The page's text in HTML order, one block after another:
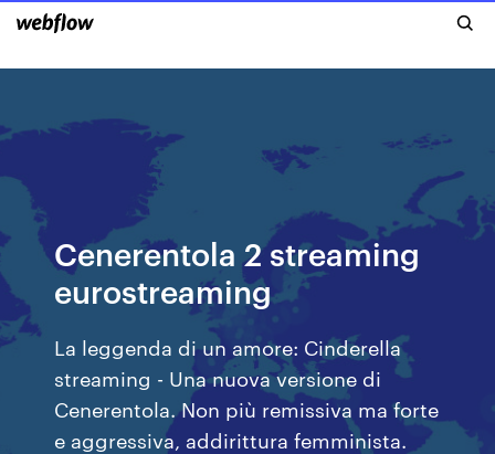
Cenerentola 2 streaming
eurostreaming
La leggenda di un amore: Cinderella
streaming - Una nuova versione di
Cenerentola. Non più remissiva ma forte
e aggressiva, addirittura femminista.